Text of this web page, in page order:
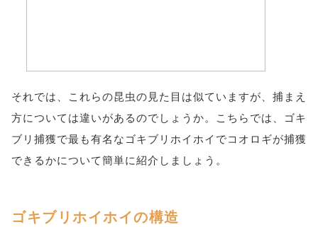
それでは、これらの昆虫の見た目は似ていますが、捕まえ
方については違いがあるのでしょうか。こちらでは、ゴキ
ブリ捕獲で最も有名なゴキブリホイホイでコオロギが捕獲
できるかについて簡単に紹介しましょう。
ゴキブリホイホイの構造